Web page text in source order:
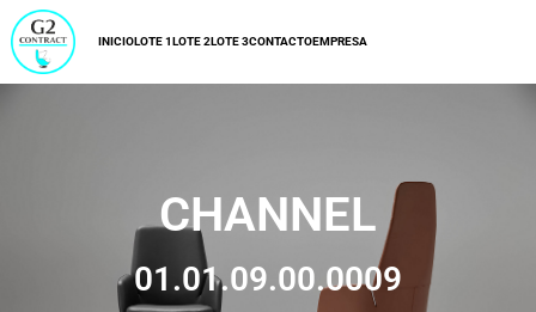
INICIOLOTE 1 LOTE 2LOTE 3CONTACTOEMPRESA
CHANNEL
01.01.09.00.0009